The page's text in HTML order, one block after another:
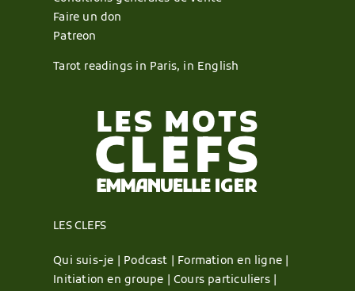
Faire un don
Patreon
Tarot readings in Paris, in English
LES CLEFS
Qui suis-je | Podcast | Formation en ligne |
Initiation en groupe |Cours particuliers |